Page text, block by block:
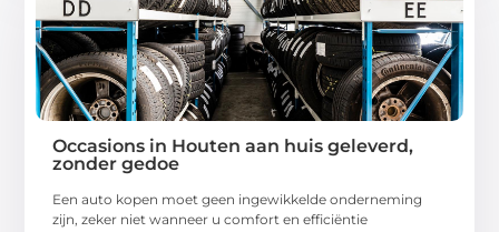
Occasions in Houten aan huis geleverd,
zonder gedoe
Een auto kopen moet geen ingewikkelde onderneming
zijn, zeker niet wanneer u comfort en efficiëntie